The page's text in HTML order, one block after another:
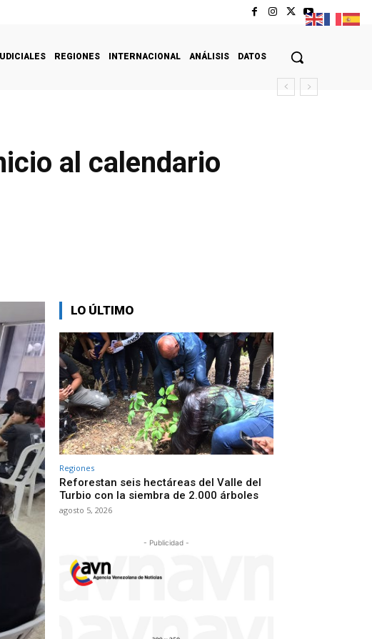
REGIONES INTERNACIONAL ANÁLISIS DATOS
al calendario
LO ÚLTIMO
Regiones
Reforestan seis hectáreas del Valle del
Turbio con la siembra de 2.000 árboles
agosto 5, 2026
- Publicidad -